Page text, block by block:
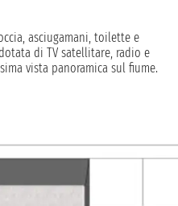
asciugamani, toilette e
di TV satellitare, radio e
vista panoramica sul fiume.